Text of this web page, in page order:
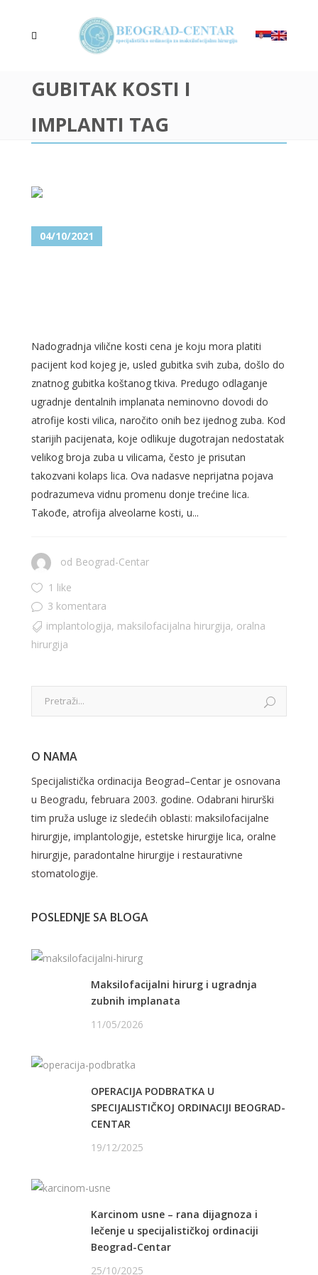
GUBITAK KOSTI I
IMPLANTI TAG
04/10/2021
Nadogradnja vilične kosti cena je koju mora platiti
pacijent kod kojeg je, usled gubitka svih zuba, došlo do
znatnog gubitka koštanog tkiva. Predugo odlaganje
ugradnje dentalnih implanata neminovno dovodi do
atrofije kosti vilica, naročito onih bez ijednog zuba. Kod
starijih pacijenata, koje odlikuje dugotrajan nedostatak
velikog broja zuba u vilicama, često je prisutan
takozvani kolaps lica. Ova nadasve neprijatna pojava
podrazumeva vidnu promenu donje trećine lica.
Takođe, atrofija alveolarne kosti, u...
od Beograd-Centar
1 like
3 komentara
implantologija, maksilofacijalna hirurgija, oralna
hirurgija
O NAMA
Specijalistička ordinacija Beograd–Centar je osnovana
u Beogradu, februara 2003. godine. Odabrani hirurški
tim pruža usluge iz sledećih oblasti: maksilofacijalne
hirurgije, implantologije, estetske hirurgije lica, oralne
hirurgije, paradontalne hirurgije i restaurativne
stomatologije.
POSLEDNJE SA BLOGA
Maksilofacijalni hirurg i ugradnja
zubnih implanata
11/05/2026
OPERACIJA PODBRATKA U
SPECIJALISTIČKOJ ORDINACIJI BEOGRAD-
CENTAR
19/12/2025
Karcinom usne – rana dijagnoza i
lečenje u specijalističkoj ordinaciji
Beograd-Centar
25/10/2025